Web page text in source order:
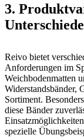
3.
Unterschiede
Reivo bietet
Anforderungen im
Weichbodenmatten
Widerstandsbänder,
Sortiment.
diese Bänder
spezielle